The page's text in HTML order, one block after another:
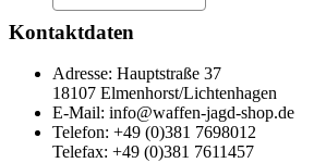
Kontaktdaten
Adresse: Hauptstraße 37
18107 Elmenhorst/Lichtenhagen
E-Mail: info@waffen-jagd-shop.de
Telefon: +49 (0)381 7698012
Telefax: +49 (0)381 7611457